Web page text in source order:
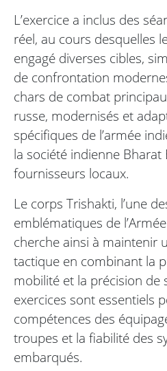
L’exercice a inclus des
réel, au cours desquelles
engagé diverses cibles,
de confrontation
chars de combat
russe, modernisés et
spécifiques de l’armée
la société indienne Bharat
fournisseurs locaux.
Le corps Trishakti, l’une
emblématiques de
cherche ainsi à maintenir
tactique en combinant la
mobilité et la précision de
exercices sont essentiels
compétences des
troupes et la fiabilité des
embarqués.